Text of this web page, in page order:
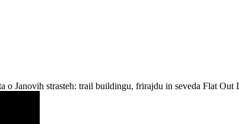
Janovih strasteh: trail buildingu, frirajdu in seveda Flat Out